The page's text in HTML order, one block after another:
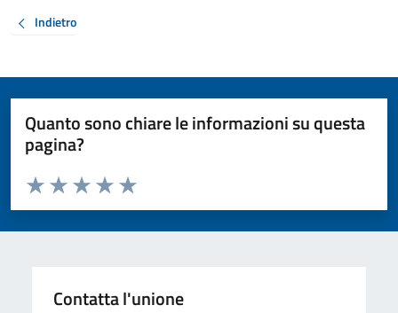
Indietro
Quanto sono chiare le informazioni su questa
pagina?
Valuta da 1 a 5 stelle la pagina
Valuta 5 stelle su 5
Valuta 4 stelle su 5
Valuta 3 stelle su 5
Valuta 2 stelle su 5
Valuta 1 stelle su 5
Contatta l'unione